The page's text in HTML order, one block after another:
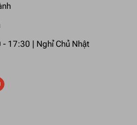
17:30 | Nghỉ Chủ Nhật